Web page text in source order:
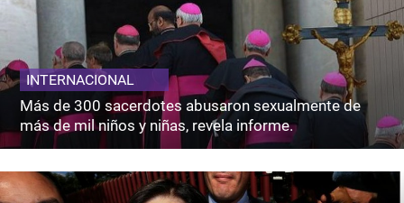
INTERNACIONAL
Más de 300 sacerdotes abusaron sexualmente de
más de mil niños y niñas, revela informe.